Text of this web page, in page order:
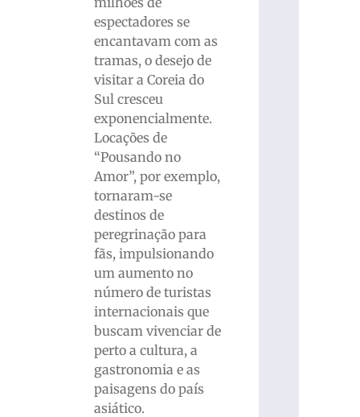
espectadores se
encantavam com as
tramas, o desejo de
visitar a Coreia do
Sul cresceu
exponencialmente.
Locações de
“Pousando no
Amor”, por exemplo,
tornaram-se
destinos de
peregrinação para
fãs, impulsionando
um aumento no
número de turistas
internacionais que
buscam vivenciar de
perto a cultura, a
gastronomia e as
paisagens do país
asiático.